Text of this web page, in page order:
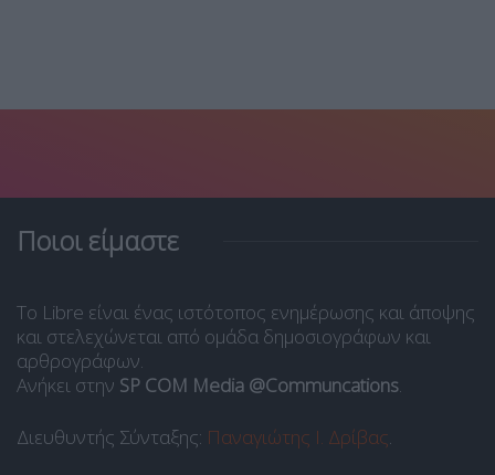
Ποιοι είμαστε
Το Libre είναι ένας ιστότοπος ενημέρωσης και άποψης
και στελεχώνεται από ομάδα δημοσιογράφων και
αρθρογράφων.
Ανήκει στην SP COM Media @Communcations.
Διευθυντής Σύνταξης: Παναγιώτης Ι. Δρίβας.